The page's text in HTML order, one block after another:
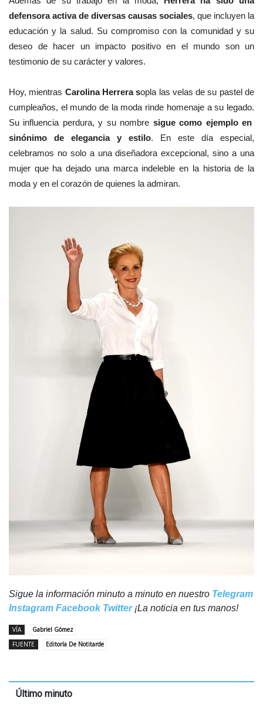
defensora activa de diversas causas sociales, que incluyen la
educación y la salud. Su compromiso con la comunidad y su
deseo de hacer un impacto positivo en el mundo son un
testimonio de su carácter y valores.
Hoy, mientras Carolina Herrera sopla las velas de su pastel de
cumpleaños, el mundo de la moda rinde homenaje a su legado.
Su influencia perdura, y su nombre sigue como ejemplo en
sinónimo de elegancia y estilo. En este día especial,
celebramos no solo a una diseñadora excepcional, sino a una
mujer que ha dejado una marca indeleble en la historia de la
moda y en el corazón de quienes la admiran.
Sigue la información minuto a minuto en nuestro Telegram
Instagram Facebook Twitter¡La noticia en tus manos!
VÍA
Gabriel Gómez
FUENTE
Editoría De Notitarde
Último minuto